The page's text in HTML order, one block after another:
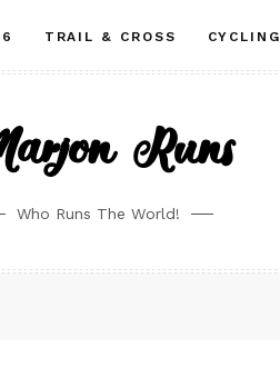
TRAIL & CROSS CYCLING
Runs
Who Runs The World!